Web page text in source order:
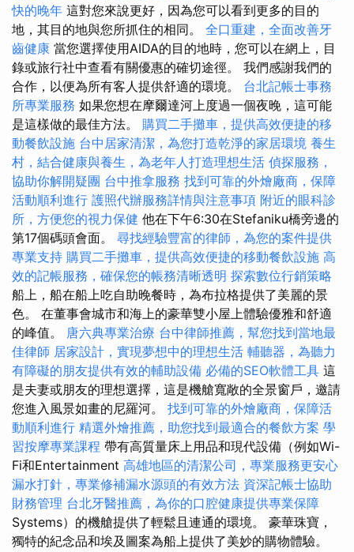
快的晚年 這對您來說更好，因為您可以看到更多的目的
地，其目的地與您所抓住的相同。 全口重建，全面改善牙
齒健康 當您選擇使用AIDA的目的地時，您可以在網上，目
錄或旅行社中查看有關優惠的確切途徑。 我們感謝我們的
合作，以便為所有客人提供舒適的環境。 台北記帳士事務
所專業服務 如果您想在摩爾達河上度過一個夜晚，這可能
是這樣做的最佳方法。 購買二手攤車，提供高效便捷的移
動餐飲設施 台中居家清潔，為您打造乾淨的家居環境 養生
村，結合健康與養生，為老年人打造理想生活 偵探服務，
協助你解開疑團 台中推拿服務 找到可靠的外燴廠商，保障
活動順利進行 護照代辦服務詳情與注意事項 附近的眼科診
所，方便您的視力保健 他在下午6:30在Stefaniku橋旁邊的
第17個碼頭會面。 尋找經驗豐富的律師，為您的案件提供
專業支持 購買二手攤車，提供高效便捷的移動餐飲設施 高
效的記帳服務，確保您的帳務清晰透明 探索數位行銷策略
船上，船在船上吃自助晚餐時，為布拉格提供了美麗的景
色。 在董事會城市和海上的豪華雙小屋上體驗優雅和舒適
的峰值。 唐六典專業治療 台中律師推薦，幫您找到當地最
佳律師 居家設計，實現夢想中的理想生活 輔聽器，為聽力
有障礙的朋友提供有效的輔助設備 必備的SEO軟體工具 這
是夫妻或朋友的理想選擇，這是機艙寬敞的全景窗戶，邀請
您進入風景如畫的尼羅河。 找到可靠的外燴廠商，保障活
動順利進行 精選外燴推薦，助您找到最適合的餐飲方案 學
習按摩專業課程 帶有高質量床上用品和現代設備（例如Wi-
Fi和Entertainment 高雄地區的清潔公司，專業服務更安心
漏水打針，專業修補漏水源頭的有效方法 資深記帳士協助
財務管理 台北牙醫推薦，為你的口腔健康提供專業保障
Systems）的機艙提供了輕鬆且連通的環境。 豪華珠寶，
獨特的紀念品和埃及圖案為船上提供了美妙的購物體驗。